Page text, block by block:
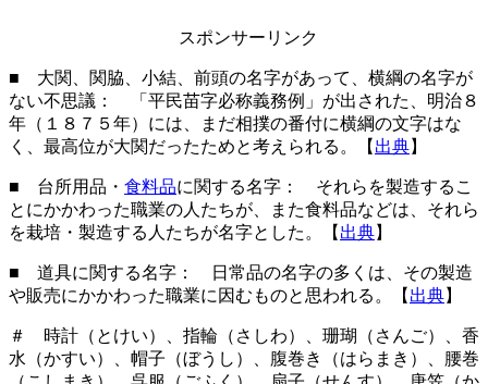
スポンサーリンク
■ 大関、関脇、小結、前頭の名字があって、横綱の名字が
ない不思議： 「平民苗字必称義務例」が出された、明治８
年（１８７５年）には、まだ相撲の番付に横綱の文字はな
く、最高位が大関だったためと考えられる。【 出典】
■ 台所用品・ 食料品に関する名字： それらを製造するこ
とにかかわった職業の人たちが、また食料品などは、それら
を栽培・製造する人たちが名字とした。【 出典】
■ 道具に関する名字： 日常品の名字の多くは、その製造
や販売にかかわった職業に因むものと思われる。【 出典】
＃ 時計（とけい）、指輪（さしわ）、珊瑚（さんご）、香
水（かすい）、帽子（ぼうし）、腹巻き（はらまき）、腰巻